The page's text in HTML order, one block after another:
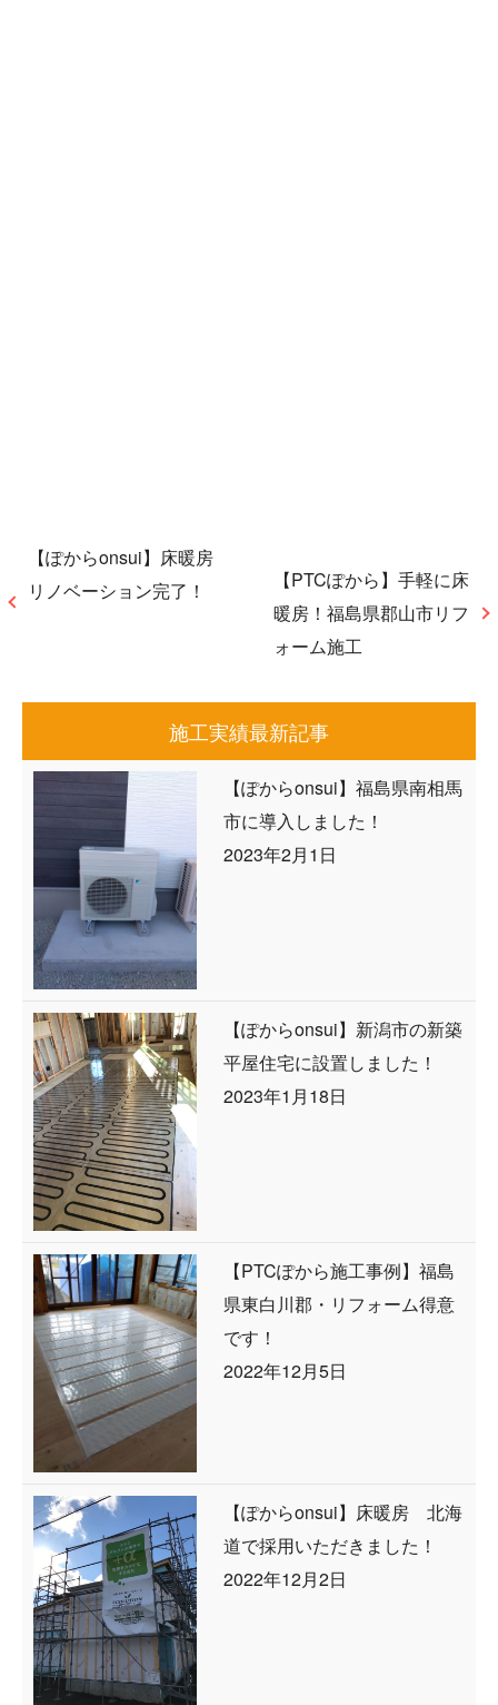
【ぽからonsui】床暖房
リノベーション完了！
【PTCぽから】手軽に床
暖房！福島県郡山市リフ
ォーム施工
施工実績最新記事
【ぽからonsui】福島県南相馬
市に導入しました！
2023年2月1日
【ぽからonsui】新潟市の新築
平屋住宅に設置しました！
2023年1月18日
【PTCぽから施工事例】福島
県東白川郡・リフォーム得意
です！
2022年12月5日
【ぽからonsui】床暖房 北海
道で採用いただきました！
2022年12月2日